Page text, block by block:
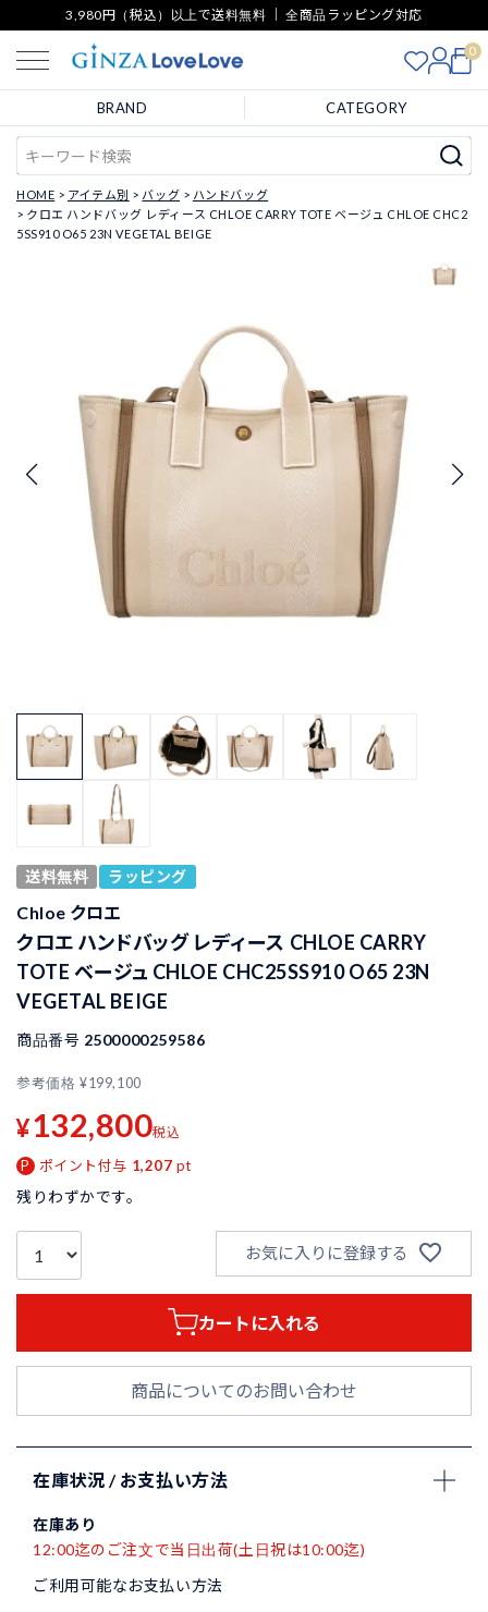
3,980円（税込）以上で送料無料 ｜ 全商品ラッピング対応
0
BRAND CATEGORY
HOME アイテム別 バッグ
ハンドバッグ
クロエ ハンドバッグ レディース CHLOE CARRY TOTE ベージュ CHLOE CHC2
5SS910 O65 23N VEGETAL BEIGE
送料無料 ラッピング
Chloe クロエ
クロエ ハンドバッグ レディース CHLOE CARRY
TOTE ベージュ CHLOE CHC25SS910 O65 23N
VEGETAL BEIGE
商品番号 2500000259586
参考価格 ¥199,100
¥132,800税込
ポイント付与 1,207 pt
残りわずかです。
お気に入りに登録する
カートに入れる
商品についてのお問い合わせ
在庫状況 / お支払い方法
在庫あり
12:00迄のご注文で当日出荷(土日祝は10:00迄)
ご利用可能なお支払い方法